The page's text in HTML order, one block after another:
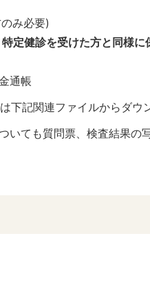
み必要)
特定健診を受けた方と同様
通帳
下記関連ファイルからダウ
いても質問票、検査結果の